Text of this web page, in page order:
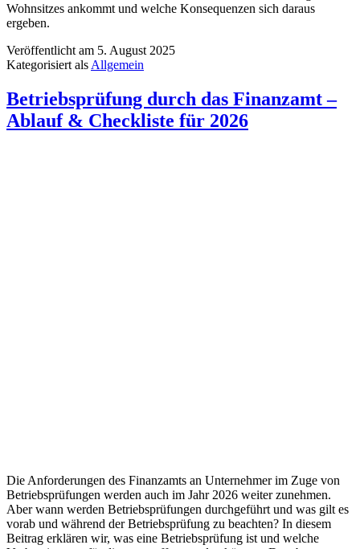
Wohnsitzes ankommt und welche Konsequenzen sich daraus
ergeben.
Veröffentlicht am 5. August 2025
Kategorisiert als Allgemein
Betriebsprüfung durch das Finanzamt –
Ablauf & Checkliste für 2026
Die Anforderungen des Finanzamts an Unternehmer im Zuge von
Betriebsprüfungen werden auch im Jahr 2026 weiter zunehmen.
Aber wann werden Betriebsprüfungen durchgeführt und was gilt es
vorab und während der Betriebsprüfung zu beachten? In diesem
Beitrag erklären wir, was eine Betriebsprüfung ist und welche